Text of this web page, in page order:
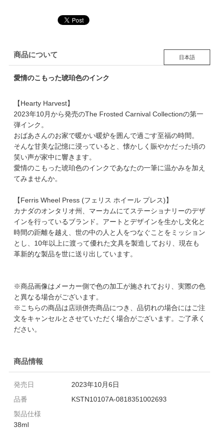
商品について 日本語
愛情のこもった琥珀色のインク
【Hearty Harvest】
2023年10月から発売のThe Frosted Carnival Collectionの第一
弾インク。
おばあさんのお家で暖かい暖炉を囲んで過ごす至福の時間。
そんな甘美な記憶に浸っていると、懐かしく賑やかだった頃の
笑い声が家中に響きます。
愛情のこもった琥珀色のインクであなたの一筆に温かみを加え
てみませんか。
【Ferris Wheel Press (フェリス ホイール プレス)】
カナダのオンタリオ州、マーカムにてステーショナリーのデザ
インを行っているブランド。アートとデザインを生かし文化と
時間の距離を越え、世の中の人と人をつなぐことをミッション
とし、10年以上に渡って優れた文具を製造しており、現在も
革新的な製品を世に送り出しています。
※商品画像はメーカー側で色の加工が施されており、実際の色
と異なる場合がございます。
※こちらの商品は店頭併売商品につき、品切れの場合にはご注
文をキャンセルとさせていただく場合がございます。ご了承く
ださい。
商品情報
発売日
2023年10月6日
品番
KSTN10107A-0818351002693
製品仕様
38ml